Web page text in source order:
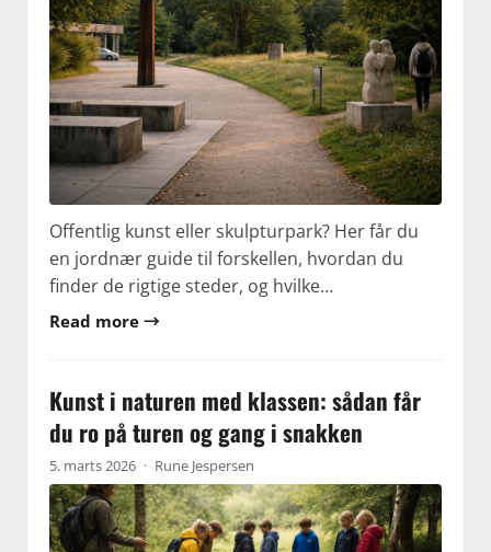
Offentlig kunst eller skulpturpark? Her får du
en jordnær guide til forskellen, hvordan du
finder de rigtige steder, og hvilke…
Read more →
Kunst i naturen med klassen: sådan får
du ro på turen og gang i snakken
5. marts 2026 · Rune Jespersen